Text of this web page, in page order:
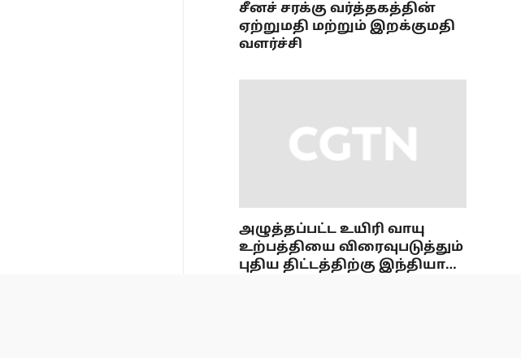
சீனச் சரக்கு வர்த்தகத்தின்
ஏற்றுமதி மற்றும் இறக்குமதி
வளர்ச்சி
அழுத்தப்பட்ட உயிரி வாயு
உற்பத்தியை விரைவுபடுத்தும்
புதிய திட்டத்திற்கு இந்தியா